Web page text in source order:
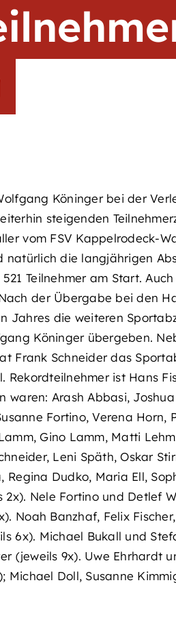
Köninger bei der
steigenden
vom FSV Kappelrodeck-
die langjährigen
Teilnehmer am Start.
der Übergabe bei den
Jahres die weiteren
Köninger übergeben.
Frank Schneider das
ist Hans
Arash Abbasi,
Fortino, Verena
Gino Lamm, Matti
Leni Späth, Oskar
Dudko, Maria Ell,
Nele Fortino und Detlef
Noah Banzhaf, Felix
6x). Michael Bukall und
(jeweils 9x). Uwe Ehrhardt
Doll, Susanne